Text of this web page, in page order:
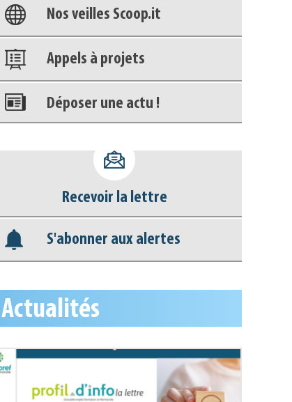
Appels à projets
Déposer une actu !
Accéder à son compte - (Se
Base documentaire
Nos veilles Scoop.it
Appels à projets
Actualités